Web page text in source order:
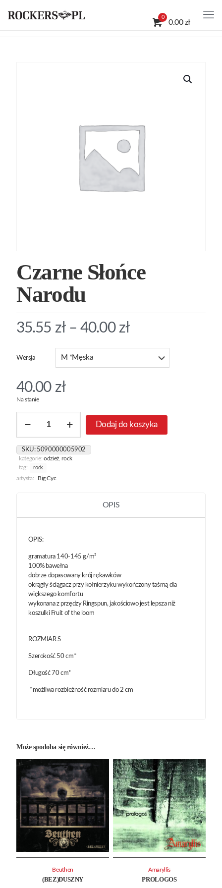
0
0.00 zł
Czarne Słońce
Narodu
35.55 zł–40.00 zł
Wersja
40.00 zł
Na stanie
Czarne
Narodu
Dodaj do koszyka
SKU: 5090000005902
kategorie:odzież,rock
tag:
rock
artysta: Big Cyc
OPIS
OPIS:
gramatura 140-145 g/m²
100% bawełna
dobrze dopasowany krój rękawków
okrągły ściągacz przy kołnierzyku wykończony taśmą dla
większego komfortu
wykonana z przędzy Ringspun, jakościowo jest lepsza niż
koszulki Fruit of the loom
ROZMIAR S
Szerokość 50 cm*
Długość 70 cm*
*możliwa rozbieżność rozmiaru do 2 cm
Może spodoba się również…
(BEZ)DUSZNY
Beuthen
PROLOGOS
Amaryllis